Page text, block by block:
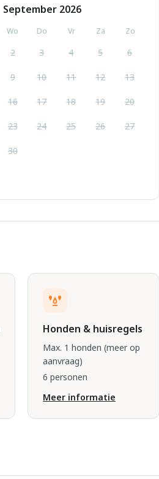
September 2026
Wo Do Vr Za Zo
2 3 4 5 6
9 10 11 12 13
16 17 18 19 20
23 24 25 26 27
30
Honden & huisregels
Max. 1 honden (meer op
aanvraag)
6 personen
Meer informatie